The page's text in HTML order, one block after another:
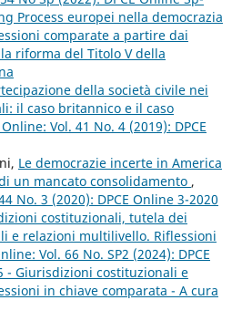
Process europei nella democrazia
comparate a partire dai
riforma del Titolo V della
della società civile nei
il caso britannico e il caso
Online: Vol. 41 No. 4 (2019): DPCE
Le democrazie incerte in America
un mancato consolidamento ,
No. 3 (2020): DPCE Online 3-2020
costituzionali, tutela dei
e relazioni multilivello. Riflessioni
Vol. 66 No. SP2 (2024): DPCE
- Giurisdizioni costituzionali e
in chiave comparata - A cura